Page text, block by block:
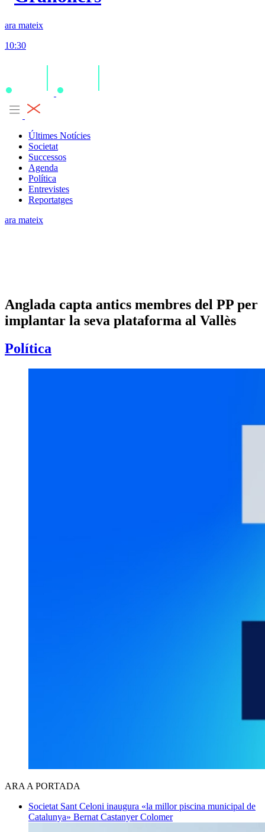
ara mateix
10:30
Últimes Notícies
Societat
Successos
Agenda
Política
Entrevistes
Reportatges
ara mateix
Anglada capta antics membres del PP per
implantar la seva plataforma al Vallès
Política
ARA A PORTADA
Societat Sant Celoni inaugura «la millor piscina municipal de
Catalunya» Bernat Castanyer Colomer